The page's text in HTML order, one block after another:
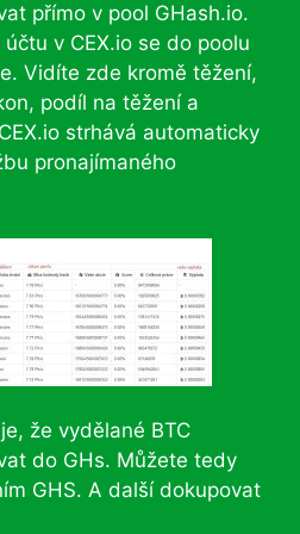
přímo v pool GHash.io.
v CEX.io se do poolu
Vidíte zde kromě těžení,
podíl na těžení a
strhává automaticky
pronajímaného
že vydělané BTC
do GHs. Můžete tedy
GHS. A další dokupovat